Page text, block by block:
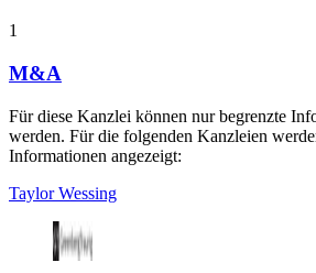
1
M&A
Für diese Kanzlei können nur begrenzte
werden. Für die folgenden Kanzleien
Informationen angezeigt:
Taylor Wessing